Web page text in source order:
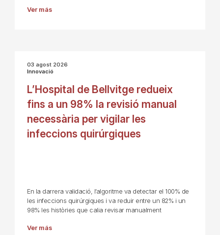
Ver más
03 agost 2026
Innovació
L’Hospital de Bellvitge redueix
fins a un 98% la revisió manual
necessària per vigilar les
infeccions quirúrgiques
En la darrera validació, l’algoritme va detectar el 100% de
les infeccions quirúrgiques i va reduir entre un 82% i un
98% les històries que calia revisar manualment
Ver más